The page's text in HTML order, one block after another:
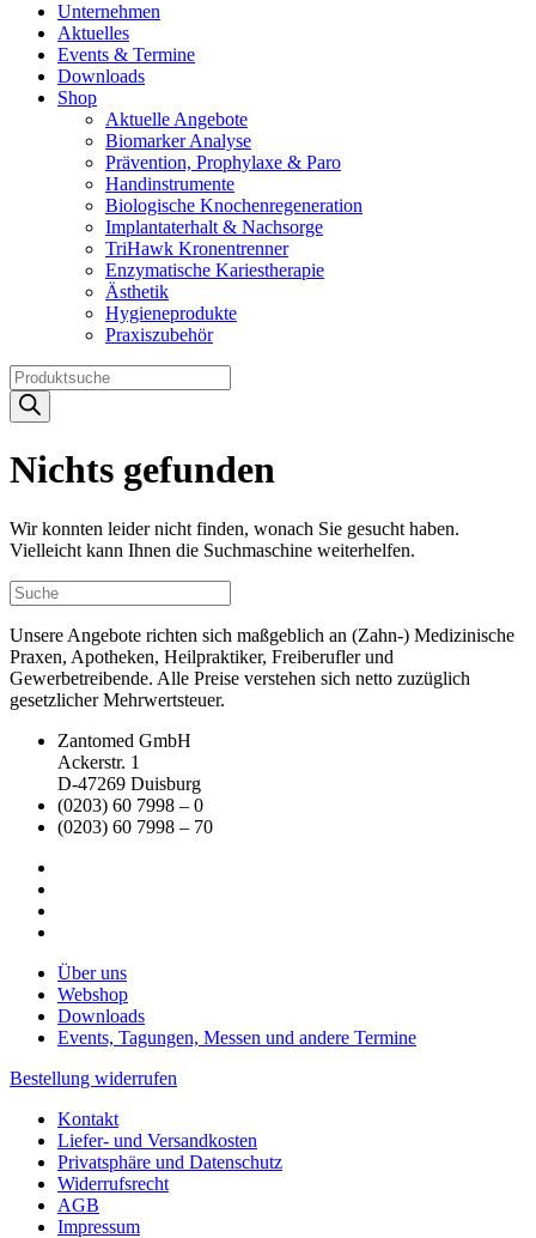
Unternehmen
Aktuelles
Events & Termine
Downloads
Shop
Aktuelle Angebote
Biomarker Analyse
Prävention, Prophylaxe & Paro
Handinstrumente
Biologische Knochenregeneration
Implantaterhalt & Nachsorge
TriHawk Kronentrenner
Enzymatische Kariestherapie
Ästhetik
Hygieneprodukte
Praxiszubehör
Products
search
Nichts gefunden
Wir konnten leider nicht finden, wonach Sie gesucht haben.
Vielleicht kann Ihnen die Suchmaschine weiterhelfen.
Unsere Angebote richten sich maßgeblich an (Zahn-) Medizinische
Praxen, Apotheken, Heilpraktiker, Freiberufler und
Gewerbetreibende. Alle Preise verstehen sich netto zuzüglich
gesetzlicher Mehrwertsteuer.
Zantomed GmbH
Ackerstr. 1
D-47269 Duisburg
(0203) 60 7998 – 0
(0203) 60 7998 – 70
Über uns
Webshop
Downloads
Events, Tagungen, Messen und andere Termine
Bestellung widerrufen
Kontakt
Liefer- und Versandkosten
Privatsphäre und Datenschutz
Widerrufsrecht
AGB
Impressum